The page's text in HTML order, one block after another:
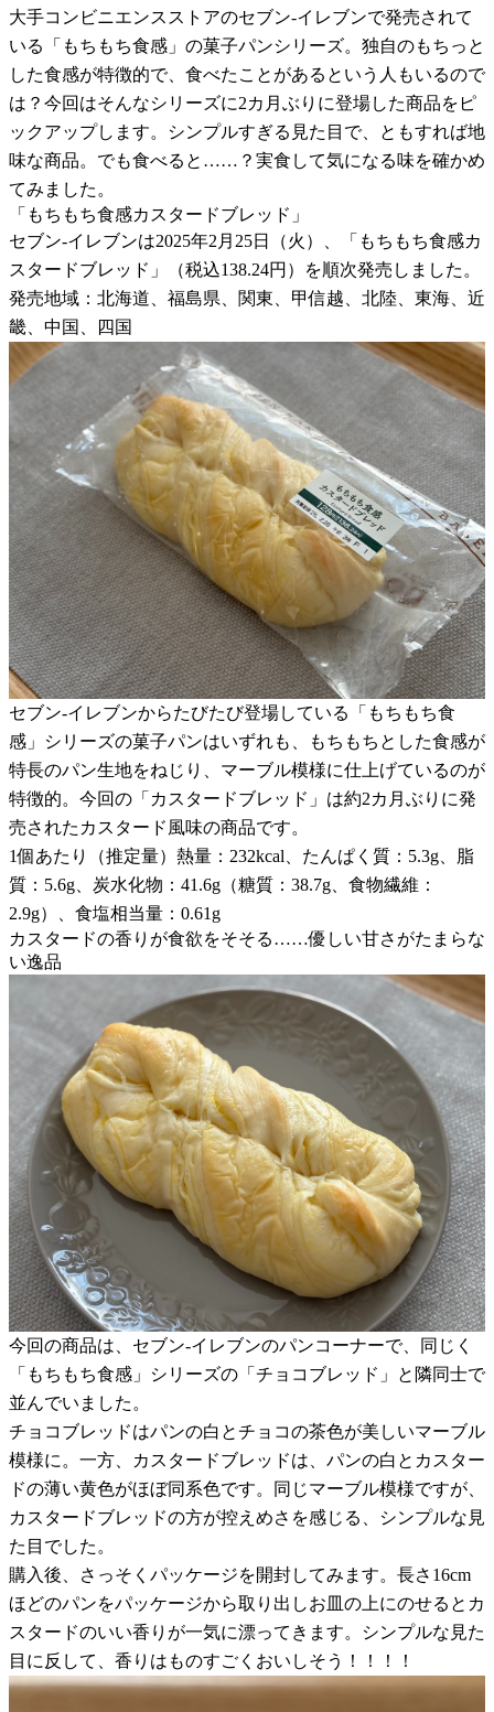
大手コンビニエンスストアのセブン-イレブンで発売されて
いる「もちもち食感」の菓子パンシリーズ。独自のもちっと
した食感が特徴的で、食べたことがあるという人もいるので
は？今回はそんなシリーズに2カ月ぶりに登場した商品をピ
ックアップします。シンプルすぎる見た目で、ともすれば地
味な商品。でも食べると……？実食して気になる味を確かめ
てみました。
「もちもち食感カスタードブレッド」
セブン-イレブンは2025年2月25日（火）、「もちもち食感カ
スタードブレッド」（税込138.24円）を順次発売しました。
発売地域：北海道、福島県、関東、甲信越、北陸、東海、近
畿、中国、四国
セブン-イレブンからたびたび登場している「もちもち食
感」シリーズの菓子パンはいずれも、もちもちとした食感が
特長のパン生地をねじり、マーブル模様に仕上げているのが
特徴的。今回の「カスタードブレッド」は約2カ月ぶりに発
売されたカスタード風味の商品です。
1個あたり（推定量）熱量：232kcal、たんぱく質：5.3g、脂
質：5.6g、炭水化物：41.6g（糖質：38.7g、食物繊維：
2.9g）、食塩相当量：0.61g
カスタードの香りが食欲をそそる……優しい甘さがたまらな
い逸品
今回の商品は、セブン-イレブンのパンコーナーで、同じく
「もちもち食感」シリーズの「チョコブレッド」と隣同士で
並んでいました。
チョコブレッドはパンの白とチョコの茶色が美しいマーブル
模様に。一方、カスタードブレッドは、パンの白とカスター
ドの薄い黄色がほぼ同系色です。同じマーブル模様ですが、
カスタードブレッドの方が控えめさを感じる、シンプルな見
た目でした。
購入後、さっそくパッケージを開封してみます。長さ16cm
ほどのパンをパッケージから取り出しお皿の上にのせるとカ
スタードのいい香りが一気に漂ってきます。シンプルな見た
目に反して、香りはものすごくおいしそう！！！！